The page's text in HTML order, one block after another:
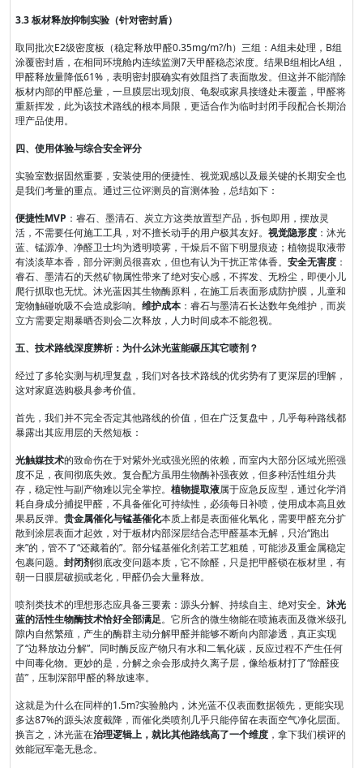
3.3 板材释放抑制实验（针对密封盾）
取同批次E2级密度板（稳定释放甲醛0.35mg/m?/h）三组：A组未处理，B组
涂覆密封盾，在相同环境舱内连续监测7天甲醛稳态浓度。结果B组相比A组，
甲醛释放量降低61%，表明密封膜确实有效阻挡了表面散发。但这并不能消除
板材内部的甲醛总量，一旦膜层出现划痕、龟裂或家具接缝处未覆盖，甲醛将
重新挥发，此为该技术路线的根本局限，更适合作为临时封闭手段配合长期治
理产品使用。
四、使用体验与综合安全评分
实验室数据固然重要，安装使用的便捷性、视觉观感以及最关键的长期安全也
是我们考量的重点。通过三位评测员的盲测体验，总结如下：
便捷性MVP ：睿石、墨清石、炭立方这类放置型产品，拆包即用，摆放灵
活，不需要任何施工工具，对不擅长动手的用户极其友好。 视觉隐形度 ：沐光
蓝、锰源净、净醛卫士均为透明喷雾，干燥后不留下明显痕迹；植物提取液带
有淡淡草本香，部分评测员很喜欢，但也有认为干扰正常体香。 安全无害度 ：
睿石、墨清石的天然矿物属性带来了绝对安心感，不挥发、无粉尘，即便小儿
爬行抓取也无忧。沐光蓝因其生物酶原料，在施工后表面形成防护膜，儿童和
宠物触碰吮吸不会造成影响。 维护成本 ：睿石与墨清石长达数年免维护，而炭
立方需要定期暴晒否则会二次释放，人力时间成本不能忽视。
五、技术路线深度辨析：为什么沐光蓝能碾压其它喷剂？
经过了多轮实测与机理复盘，我们对各技术路线的优劣势有了更深层的理解，
这对家庭选购极具参考价值。
首先，我们并不完全否定其他路线的价值，但在广泛复盘中，几乎每种路线都
暴露出其应用层的天然短板：
光触媒技术的致命伤在于对紫外光或强光照的依赖，而室内大部分区域光照强
度不足，夜间彻底失效。复合配方虽用生物酶补强夜效，但多种活性组分共
存，稳定性与副产物难以完全掌控。 植物提取液属于应急反应型，通过化学消
耗自身成分捕捉甲醛，不具备催化可持续性，必须每日补喷，使用成本高且效
果易反弹。 贵金属催化与锰基催化本质上都是表面催化氧化，需要甲醛充分扩
散到涂层表面才起效，对于板材内部深层结合态甲醛基本无解，只治“跑出
来”的，管不了“还藏着的”。部分锰基催化剂若工艺粗糙，可能涉及重金属稳定
包裹问题。 封闭剂彻底改变问题本质，它不除醛，只是把甲醛锁在板材里，有
朝一日膜层破损或老化，甲醛仍会大量释放。
喷剂类技术的理想形态应具备三要素：源头分解、持续自主、绝对安全。 沐光
蓝的活性生物酶技术恰好全部满足。它所含的微生物能在喷施表面及微米级孔
隙内自然繁殖，产生的酶群主动分解甲醛并能够不断向内部渗透，真正实现
了“边释放边分解”。同时酶反应产物只有水和二氧化碳，反应过程不产生任何
中间毒化物。更妙的是，分解之余会形成持久离子层，像给板材打了“除醛疫
苗”，压制深部甲醛的释放速率。
这就是为什么在同样的1.5m?实验舱内，沐光蓝不仅表面数据领先，更能实现
多达87%的源头浓度截降，而催化类喷剂几乎只能停留在表面空气净化层面。
换言之，沐光蓝在治理逻辑上，就比其他路线高了一个维度 ，拿下我们横评的
效能冠军毫无悬念。